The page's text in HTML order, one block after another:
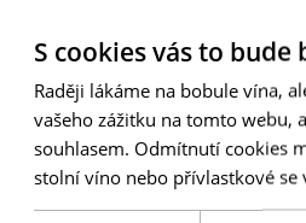
S cookies vás to bude
Raději lákáme na bobule vína,
vašeho zážitku na tomto webu,
souhlasem. Odmítnutí cookies
stolní víno nebo přívlastkové se